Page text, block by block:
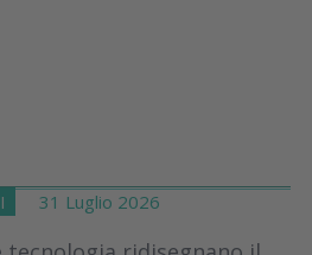
31 Luglio 2026